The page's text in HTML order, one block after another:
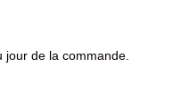
jour de la commande.